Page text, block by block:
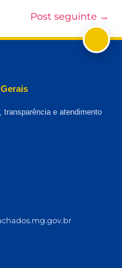
Post seguinte →
e atendimento